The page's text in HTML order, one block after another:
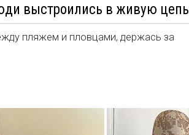
выстроились в живую цепь
пляжем и пловцами, держась за